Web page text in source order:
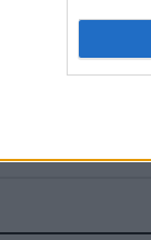
Három
is